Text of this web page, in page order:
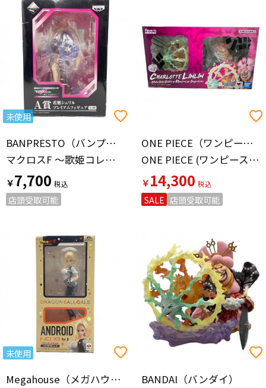
未使用
BANPRESTO（バンプレスト）
マクロスF ～歌姫コレクション～ セカンドステージ 花魁シェリル フィギュア 一番くじプレミアム A賞
￥7,700
店頭受取可能
ONE PIECE（ワンピース）
ONE PIECE (ワンピース) フィギュア 開封品 フィギュアーツZERO [超激戦] シャーロット・リンリン-花魁おリン 鬼ヶ島怪物決戦-
￥14,300
SALE 店頭受取可能
未使用
Megahouse（メガハウス）
BANDAI（バンダイ）